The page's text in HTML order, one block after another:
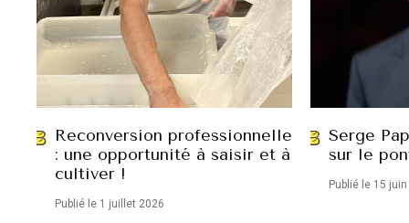
Reconversion professionnelle
: une opportunité à saisir et à
cultiver !
Publié le 1 juillet 2026
Serge
sur le
Publié le 15